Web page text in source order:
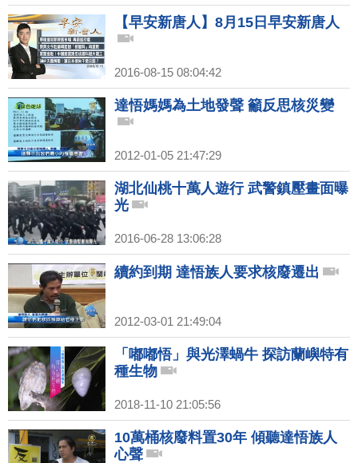
【早安新唐人】8月15日早安新唐人
2016-08-15 08:04:42
達悟媽媽為土地發聲 籲反思核災變
2012-01-05 21:47:29
湖北仙桃十萬人遊行 武警鎮壓畫面曝
光
2016-06-28 13:06:28
續約到期 達悟族人要求核廢遷出
2012-03-01 21:49:04
「嘟嘟悟」與光澤蝸牛 探訪蘭嶼特有
種生物
2018-11-10 21:05:56
10萬桶核廢料置30年 傾聽達悟族人
心聲